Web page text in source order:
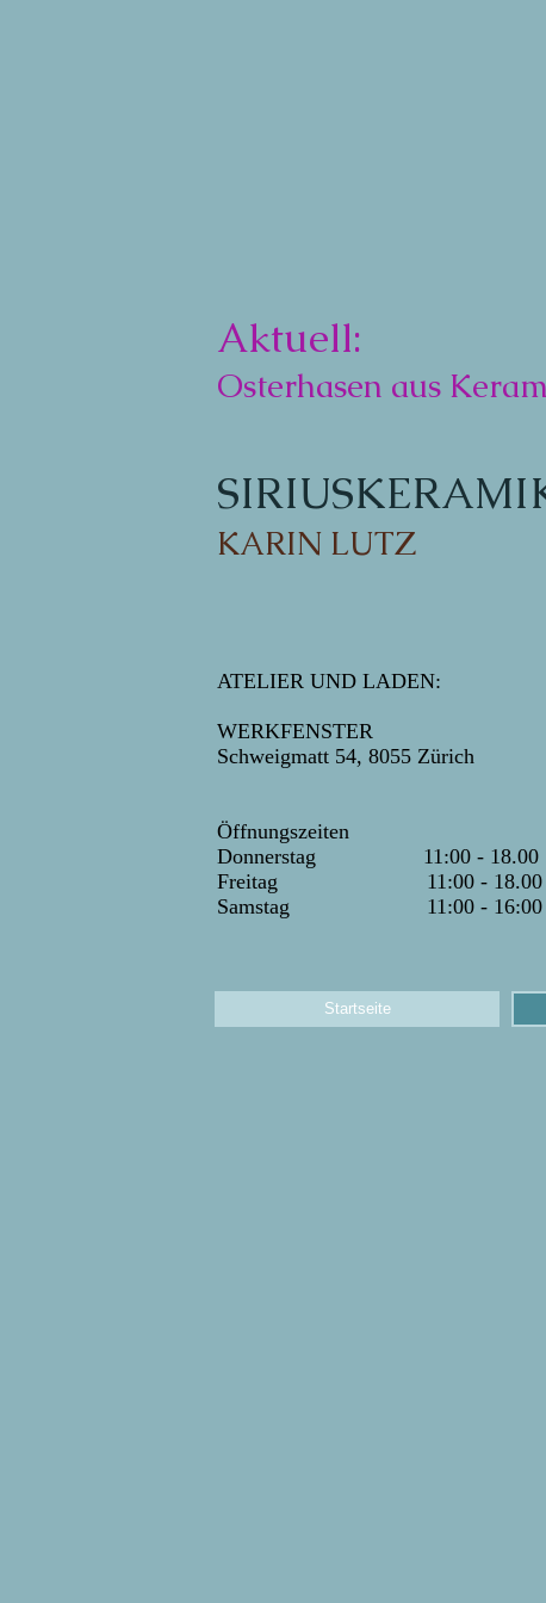
Aktuell:
Osterhasen aus
KARIN LUTZ
ATELIER UND LADEN:
WERKFENSTER
Schweigmatt 54, 8055 Zürich
Öffnungszeiten
Donnerstag 11:00 - 18.00
Freitag 11:00 - 18.00
Samstag 11:00 - 16:00
Startseite